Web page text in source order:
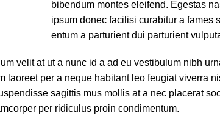
bibendum montes eleifend. Egestas
ipsum donec facilisi curabitur a fames
entum a parturient dui parturient
velit at ut a nunc id a ad eu vestibulum nibh
laoreet per a neque habitant leo feugiat viverra
sagittis mus mollis at a nec placerat
per ridiculus proin condimentum.